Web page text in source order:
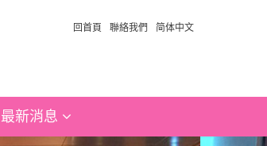
回首頁 聯絡我們 简体中文
最新消息